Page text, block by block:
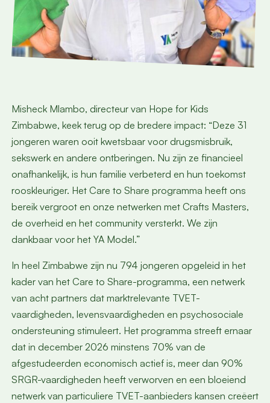
Misheck Mlambo, directeur van Hope for Kids
Zimbabwe, keek terug op de bredere impact: “Deze 31
jongeren waren ooit kwetsbaar voor drugsmisbruik,
sekswerk en andere ontberingen. Nu zijn ze financieel
onafhankelijk, is hun familie verbeterd en hun toekomst
rooskleuriger. Het Care to Share programma heeft ons
bereik vergroot en onze netwerken met Crafts Masters,
de overheid en het community versterkt. We zijn
dankbaar voor het YA Model.”
In heel Zimbabwe zijn nu 794 jongeren opgeleid in het
kader van het Care to Share-programma, een netwerk
van acht partners dat marktrelevante TVET-
vaardigheden, levensvaardigheden en psychosociale
ondersteuning stimuleert. Het programma streeft ernaar
dat in december 2026 minstens 70% van de
afgestudeerden economisch actief is, meer dan 90%
SRGR-vaardigheden heeft verworven en een bloeiend
netwerk van particuliere TVET-aanbieders kansen creëert